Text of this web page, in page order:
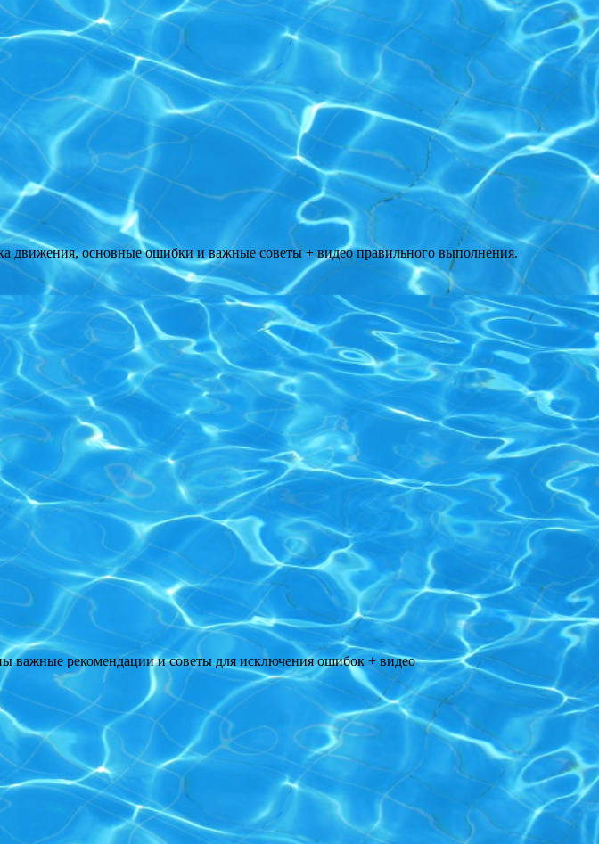
движения, основные ошибки и важные советы + видео правильного выполнения.
важные рекомендации и советы для исключения ошибок + видео